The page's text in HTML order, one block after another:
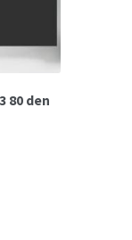
80 den